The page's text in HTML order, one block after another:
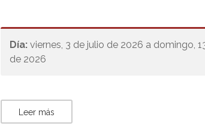
Día:viernes, 3 de julio de 2026 a domingo,
de 2026
Leer más